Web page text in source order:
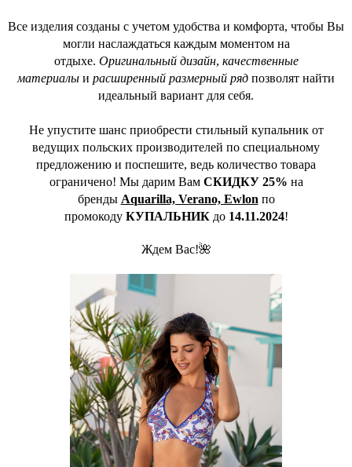
Все изделия созданы с учетом удобства и комфорта, чтобы Вы
могли наслаждаться каждым моментом на
отдыхе. Оригинальный дизайн, качественные
материалы и расширенный размерный ряд позволят найти
идеальный вариант для себя.
Не упустите шанс приобрести стильный купальник от
ведущих польских производителей по специальному
предложению и поспешите, ведь количество товара
ограничено! Мы дарим Вам СКИДКУ 25% на
бренды Aquarilla, Verano, Ewlon по
промокоду КУПАЛЬНИКдо 14.11.2024!
Ждем Вас!🌺